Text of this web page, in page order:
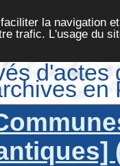
la navigation
trafic. L'usage du
d'actes
en